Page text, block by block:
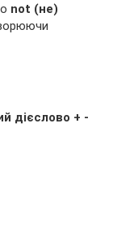
not (не)
дієслово + -